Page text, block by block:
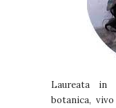
Laureata in
botanica,